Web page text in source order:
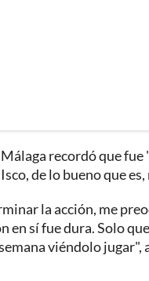
recordó que
de lo bueno que
la acción, me
en sí fue dura. Solo
viéndolo jugar",